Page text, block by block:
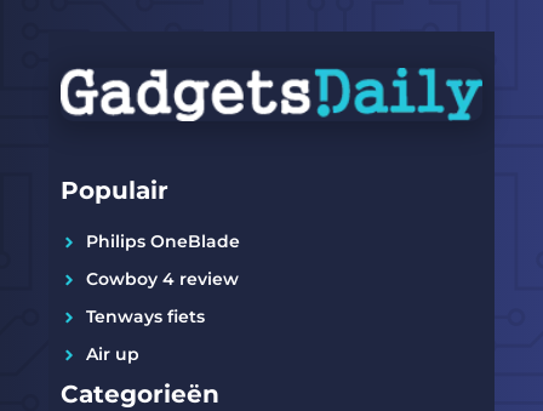
Populair
Philips OneBlade
Cowboy 4 review
Tenways fiets
Air up
Categorieën